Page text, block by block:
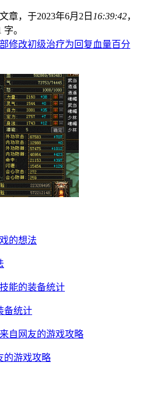
章，于2023年6月2日 16:39:42，
。
修改初级治疗为回复血量百分
备统计
的游戏攻略